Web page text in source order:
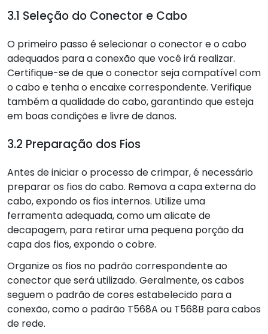
3.1 Seleção do Conector e Cabo
O primeiro passo é selecionar o conector e o cabo
adequados para a conexão que você irá realizar.
Certifique-se de que o conector seja compatível com
o cabo e tenha o encaixe correspondente. Verifique
também a qualidade do cabo, garantindo que esteja
em boas condições e livre de danos.
3.2 Preparação dos Fios
Antes de iniciar o processo de crimpar, é necessário
preparar os fios do cabo. Remova a capa externa do
cabo, expondo os fios internos. Utilize uma
ferramenta adequada, como um alicate de
decapagem, para retirar uma pequena porção da
capa dos fios, expondo o cobre.
Organize os fios no padrão correspondente ao
conector que será utilizado. Geralmente, os cabos
seguem o padrão de cores estabelecido para a
conexão, como o padrão T568A ou T568B para cabos
de rede.